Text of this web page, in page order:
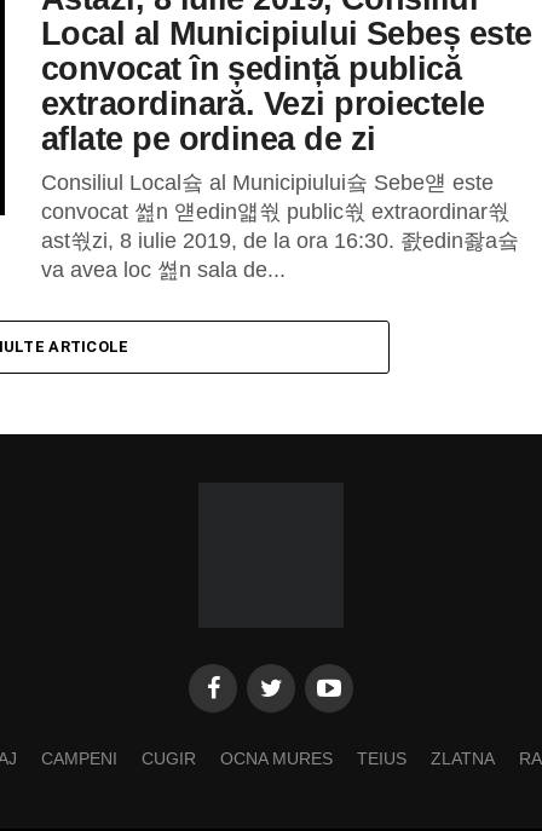
Local al Municipiului Sebeș este
convocat în ședință publică
extraordinară. Vezi proiectele
aflate pe ordinea de zi
Consiliul Local슠 al Municipiului슠 Sebe얟 este
convocat 쎮n 얟edin얣쒃 public쒃 extraordinar쒃
ast쒃zi, 8 iulie 2019, de la ora 16:30. 좘edin좛a슠
va avea loc 쎮n sala de...
ARTICOLE
CAMPENI CUGIR OCNA MURES TEIUS ZLATNA